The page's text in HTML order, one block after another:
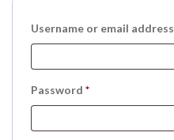
Username or email address
Password *Required